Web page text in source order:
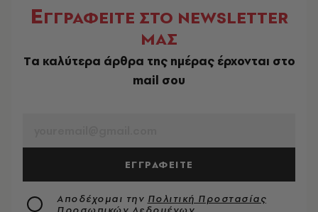
ΕΓΓΡΑΦΕΙΤΕ ΣΤΟ NEWSLETTER
ΜΑΣ
Tα καλύτερα άρθρα της ημέρας έρχονται στο
mail σου
ΕΓΓΡΑΦΕΙΤΕ
Αποδέχομαι την Πολιτική Προστασίας